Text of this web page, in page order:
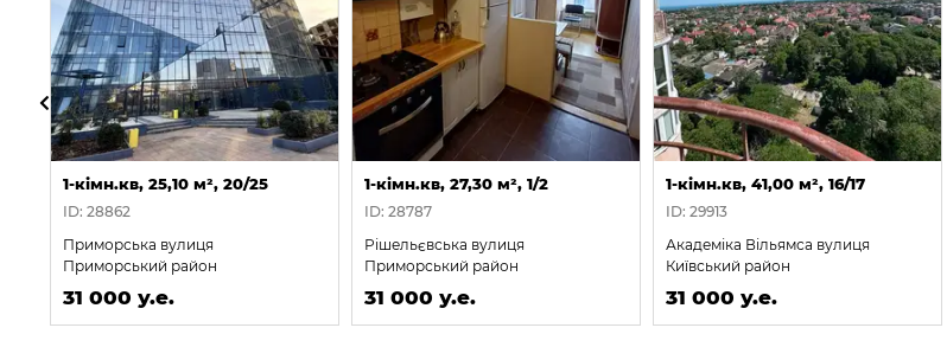
1-кімн.кв, 25,10 м², 20/25
ID: 28862
Приморська вулиця
Приморський район
31 000 у.е.
1-кімн.кв, 27,30 м², 1/2
ID: 28787
Рішельєвська вулиця
Приморський район
31 000 у.е.
1-кімн.кв, 41,00 м², 16/17
ID: 29913
Академіка Вільямса вулиця
Київський район
31 000 у.е.